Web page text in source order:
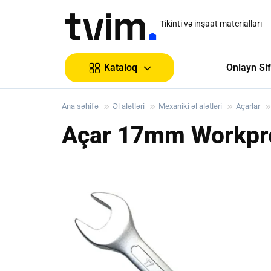
Tikinti və inşaat materialları
Kataloq Onlayn
Ana səhifə Əl alətləri Mexaniki əl alətləri Açarlar
Açar 17mm